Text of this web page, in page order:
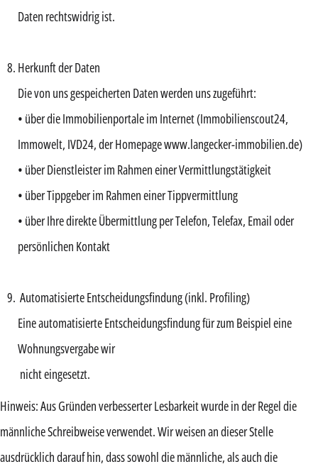
Daten rechtswidrig ist.
Herkunft der Daten
Die von uns gespeicherten Daten werden uns zugeführt:
• über die Immobilienportale im Internet (Immobilienscout24,
Immowelt, IVD24, der Homepage www.langecker-immobilien.de)
• über Dienstleister im Rahmen einer Vermittlungstätigkeit
• über Tippgeber im Rahmen einer Tippvermittlung
• über Ihre direkte Übermittlung per Telefon, Telefax, Email oder
persönlichen Kontakt
Automatisierte Entscheidungsfindung (inkl. Profiling)
Eine automatisierte Entscheidungsfindung für zum Beispiel eine
Wohnungsvergabe wir
nicht eingesetzt.
Hinweis: Aus Gründen verbesserter Lesbarkeit wurde in der Regel die
männliche Schreibweise verwendet. Wir weisen an dieser Stelle
ausdrücklich darauf hin, dass sowohl die männliche, als auch die